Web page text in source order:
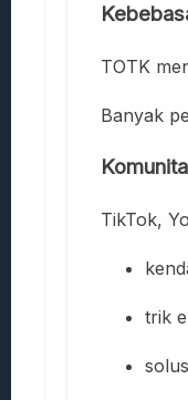
TOTK
Banyak
TikTok,
trik